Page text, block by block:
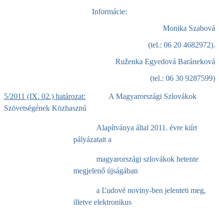
Informácie:
Monika Szabová
(tel.: 06 20 4682972).
Ruženka Egyedová Baráneková
(tel.: 06 30 9287599)
5/2011 (IX. 02.) határozat: A Magyarországi Szlovákok
Szövetségének Közhasznú
Alapítványa által 2011. évre kiírt
pályázatait a
magyarországi szlovákok hetente
megjelenő újságában
a Ľudové noviny-ben jelenteti meg,
illetve elektronikus